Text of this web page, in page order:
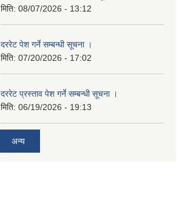
मिति: 08/07/2026 - 13:12
दररेट पेश गर्ने सम्बन्धी सूचना ।
मिति: 07/20/2026 - 17:02
दररेट प्रस्ताव पेश गर्ने सम्बन्धी सूचना ।
मिति: 06/19/2026 - 19:13
अन्य